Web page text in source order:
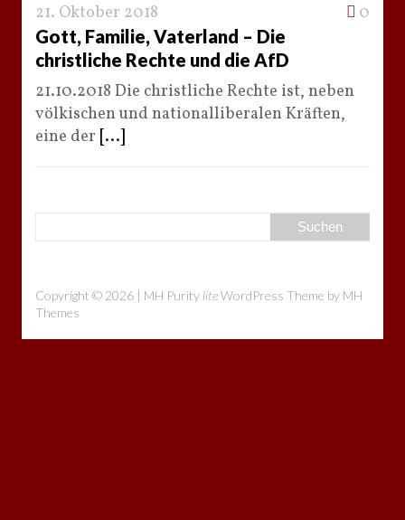
21. Oktober 2018 0
Gott, Familie, Vaterland – Die
christliche Rechte und die AfD
21.10.2018 Die christliche Rechte ist, neben
völkischen und nationalliberalen Kräften,
eine der [...]
Copyright © 2026 | MH Purity liteWordPress Theme by MH
Themes